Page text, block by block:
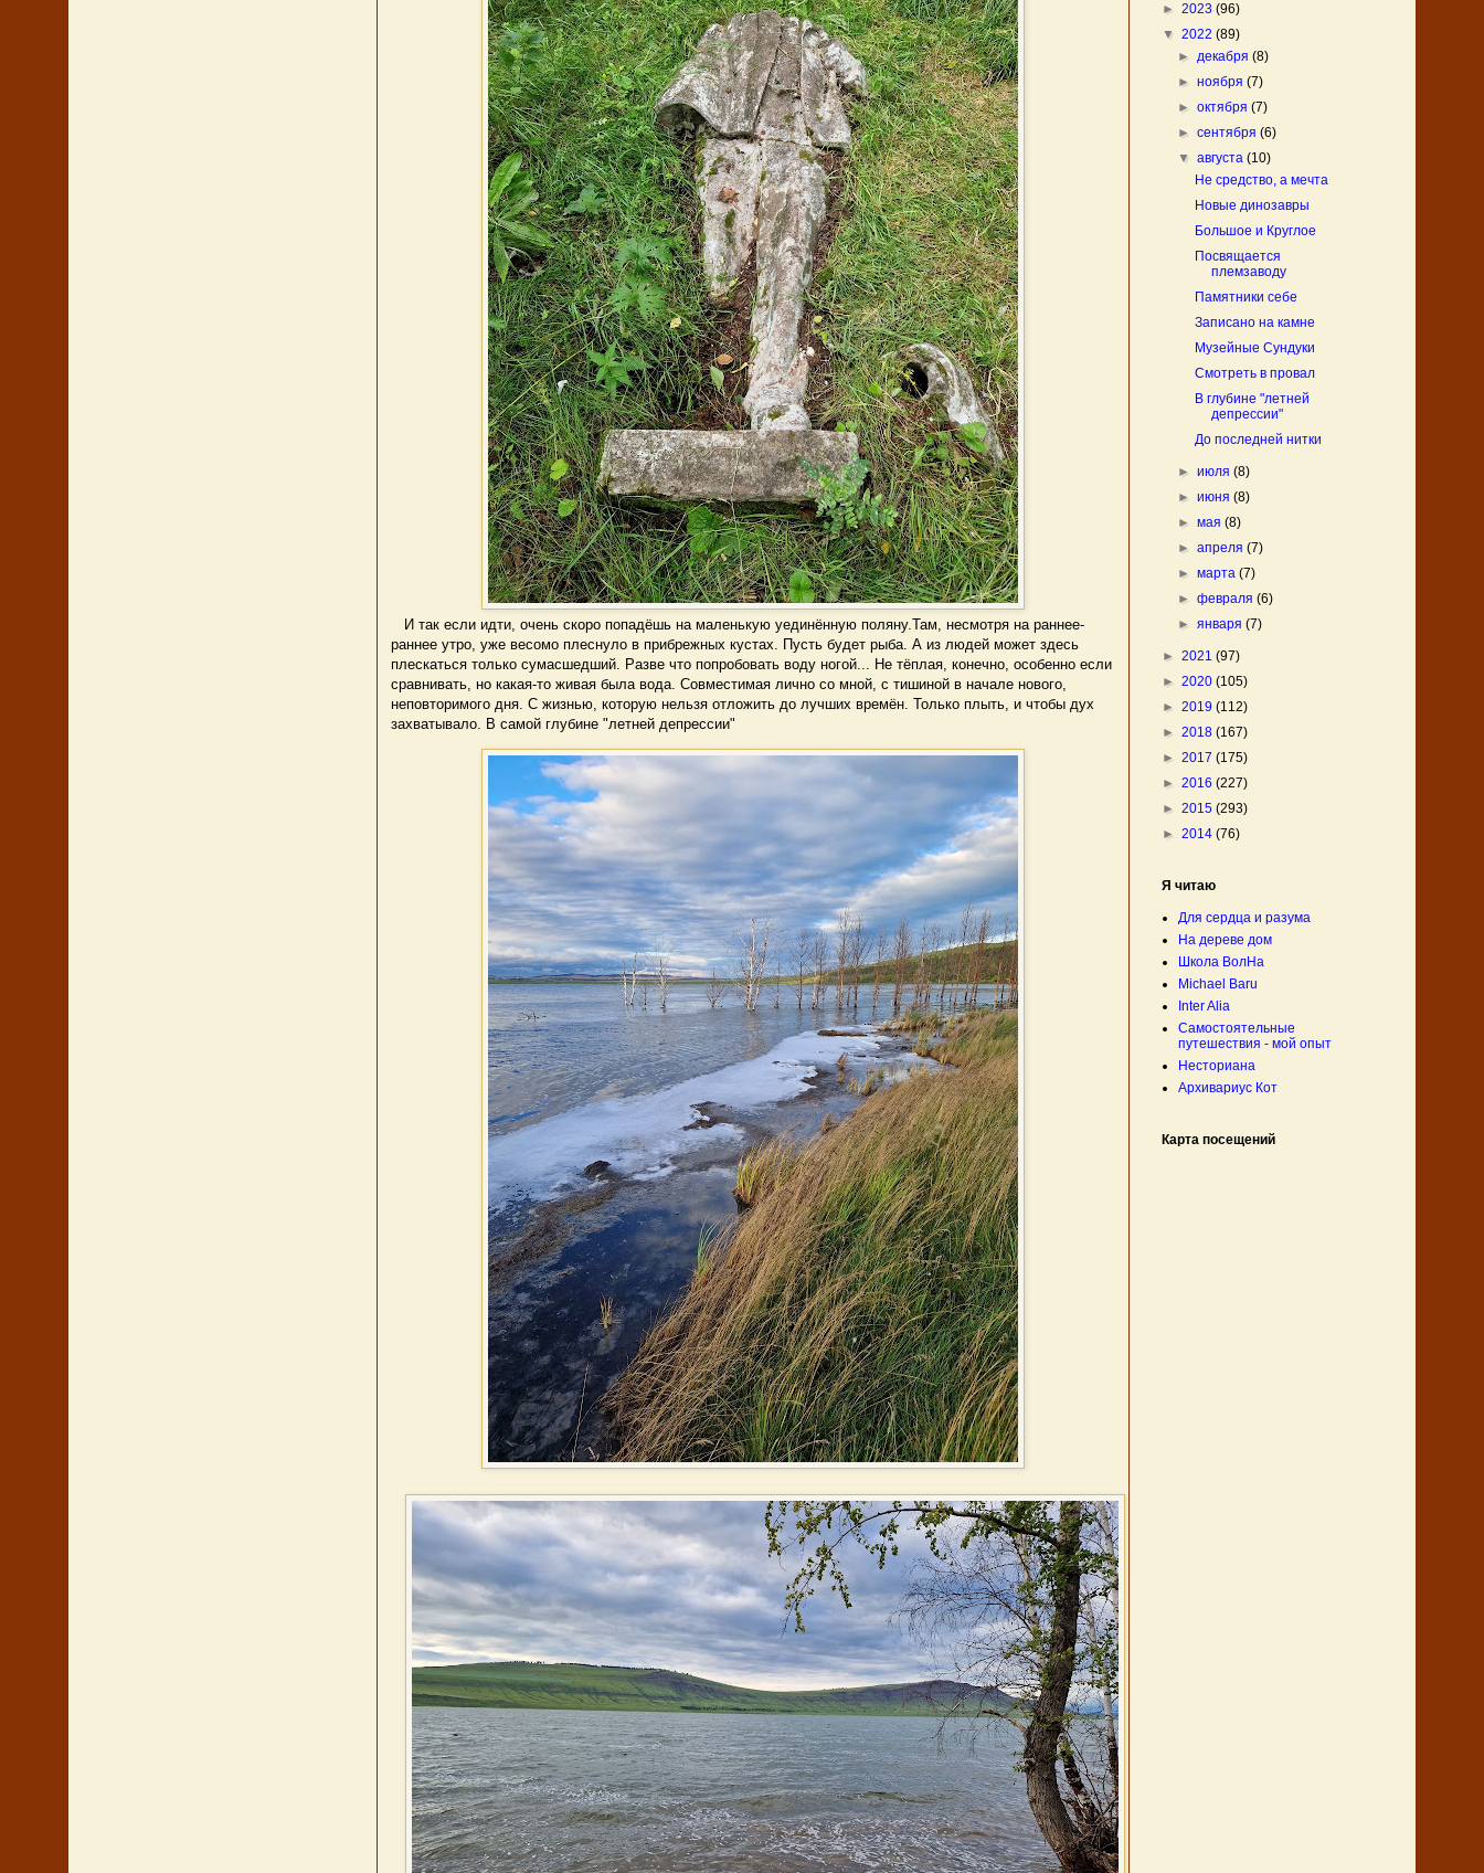
И так если идти, очень скоро попадёшь на маленькую уединённую поляну.Там, несмотря на раннее-
раннее утро, уже весомо плеснуло в прибрежных кустах. Пусть будет рыба. А из людей может здесь
плескаться только сумасшедший. Разве что попробовать воду ногой... Не тёплая, конечно, особенно если
сравнивать, но какая-то живая была вода. Совместимая лично со мной, с тишиной в начале нового,
неповторимого дня. С жизнью, которую нельзя отложить до лучших времён. Только плыть, и чтобы дух
захватывало. В самой глубине "летней депрессии"
► 2023 (96)
▼ 2022 (89)
►декабря(8)
►ноября(7)
►октября(7)
►сентября(6)
▼августа(10)
Не средство, а мечта
Новые динозавры
Большое и Круглое
Посвящается
племзаводу
Памятники себе
Записано на камне
Музейные Сундуки
Смотреть в провал
В глубине "летней
депрессии"
До последней нитки
►июля(8)
►июня(8)
►мая(8)
►апреля(7)
►марта(7)
►февраля(6)
►января(7)
► 2021 (97)
► 2020 (105)
► 2019 (112)
► 2018 (167)
► 2017 (175)
► 2016 (227)
► 2015 (293)
► 2014 (76)
Я читаю
Для сердца и разума
На дереве дом
Школа ВолНа
Michael Baru
Inter Alia
Самостоятельные
путешествия - мой опыт
Несториана
Архивариус Кот
Карта посещений